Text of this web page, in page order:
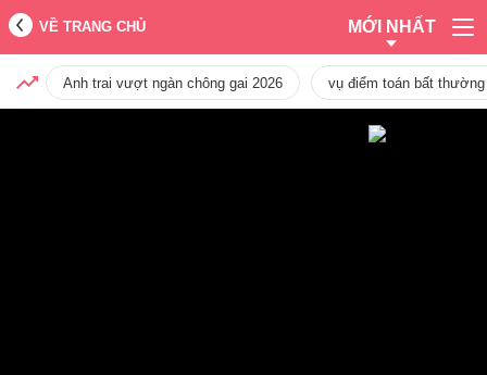
VỀ TRANG CHỦ MỚI NHẤT
Anh trai vượt ngàn chông gai 2026 vụ điểm toán bất